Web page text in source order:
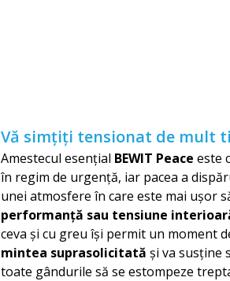
Vă simțiți tensionat de mult
Amestecul esențial BEWIT Peace este
în regim de urgență, iar pacea a
unei atmosfere în care este mai ușor
performanță sau tensiune
ceva și cu greu își permit un moment
mintea suprasolicitată și va susține
toate gândurile să se estompeze